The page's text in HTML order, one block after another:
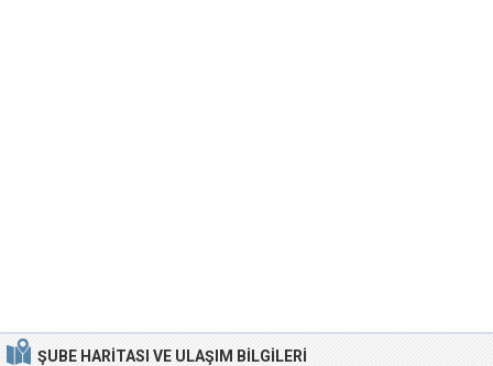
ŞUBE HARITASI VE ULAŞIM BILGILERI